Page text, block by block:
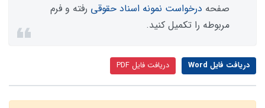
صفحه درخواست نمونه اسناد حقوقی رفته و فرم
مربوطه را تکمیل کنید.
دریافت فایل Word دریافت فایل PDF